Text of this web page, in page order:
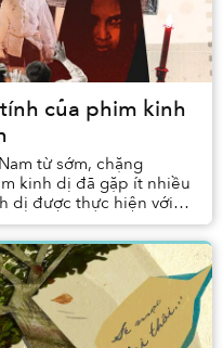
của phim kinh
từ sớm, chặng
kinh dị đã gặp ít nhiều
dị được thực hiện với
xuất diễn...